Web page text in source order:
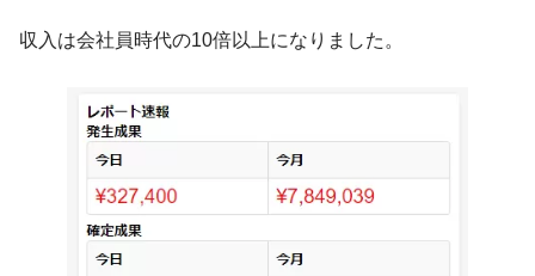
収入は会社員時代の10倍以上になりました。